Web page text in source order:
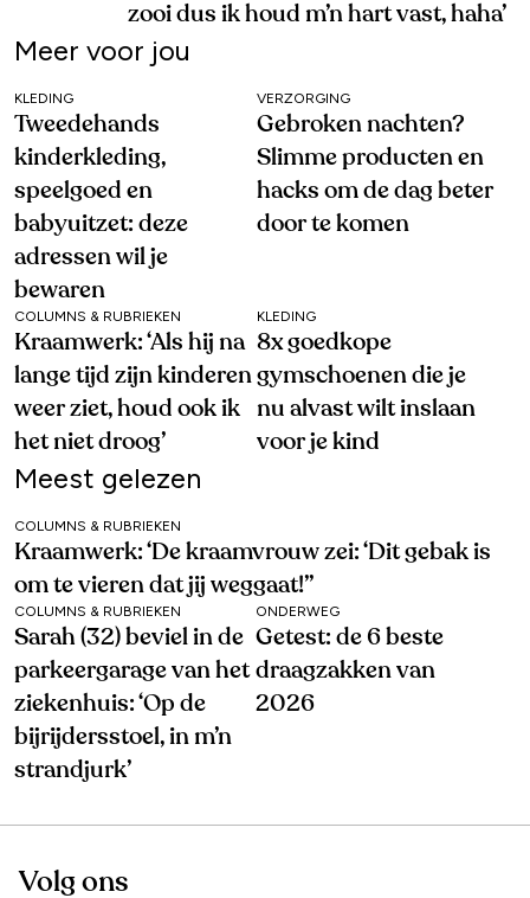
zooi dus ik houd m’n hart vast, haha’
Meer voor jou
KLEDING
Tweedehands
kinderkleding,
speelgoed en
babyuitzet: deze
adressen wil je
bewaren
VERZORGING
Gebroken nachten?
Slimme producten en
hacks om de dag beter
door te komen
COLUMNS & RUBRIEKEN
Kraamwerk: ‘Als hij na
lange tijd zijn kinderen
weer ziet, houd ook ik
het niet droog’
KLEDING
8x goedkope
gymschoenen die je
nu alvast wilt inslaan
voor je kind
Meest gelezen
COLUMNS & RUBRIEKEN
Kraamwerk: ‘De kraamvrouw zei: ‘Dit gebak is
om te vieren dat jij weggaat!’’
COLUMNS & RUBRIEKEN
Sarah (32) beviel in de
parkeergarage van het
ziekenhuis: ‘Op de
bijrijdersstoel, in m’n
strandjurk’
ONDERWEG
Getest: de 6 beste
draagzakken van
2026
Volg ons